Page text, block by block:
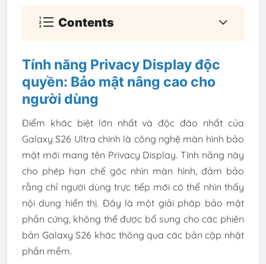
Contents
Tính năng Privacy Display độc
quyền: Bảo mật nâng cao cho
người dùng
Điểm khác biệt lớn nhất và độc đáo nhất của
Galaxy S26 Ultra chính là công nghệ màn hình bảo
mật mới mang tên Privacy Display. Tính năng này
cho phép hạn chế góc nhìn màn hình, đảm bảo
rằng chỉ người dùng trực tiếp mới có thể nhìn thấy
nội dung hiển thị. Đây là một giải pháp bảo mật
phần cứng, không thể được bổ sung cho các phiên
bản Galaxy S26 khác thông qua các bản cập nhật
phần mềm.